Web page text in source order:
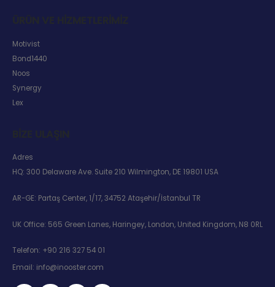
ÜRÜN VE HIZMETLERIMIZ
Motivist
Bond1440
Noos
Synergy
Lex
BIZE ULAŞIN
Adres
HQ: 300 Delaware Ave. Suite 210 Wilmington, DE 19801 USA
AR-GE: Partaş Center, 1/17, 34752 Ataşehir/İstanbul TR
UK Office: 565 Green Lanes, Haringey, London, United Kingdom, N8 0RL
Telefon: +90 216 327 54 01
Email: info@inooster.com